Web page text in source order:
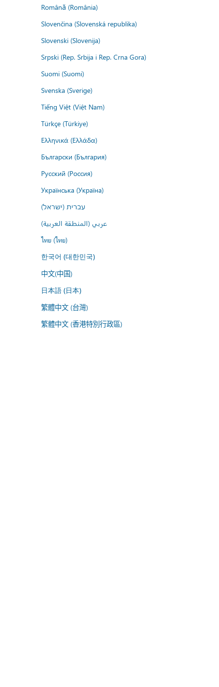
Română (România)
Slovenčina (Slovenská republika)
Slovenski (Slovenija)
Srpski (Rep. Srbija i Rep. Crna Gora)
Suomi (Suomi)
Svenska (Sverige)
Tiếng Việt (Việt Nam)
Türkçe (Türkiye)
Ελληνικά (Ελλάδα)
Български (България)
Русский (Россия)
Українська (Україна)
עברית (ישראל)
عربي (المنطقة العربية)
ไทย (ไทย)
한국어 (대한민국)
中文(中国)
日本語 (日本)
繁體中文 (台灣)
繁體中文 (香港特別行政區)